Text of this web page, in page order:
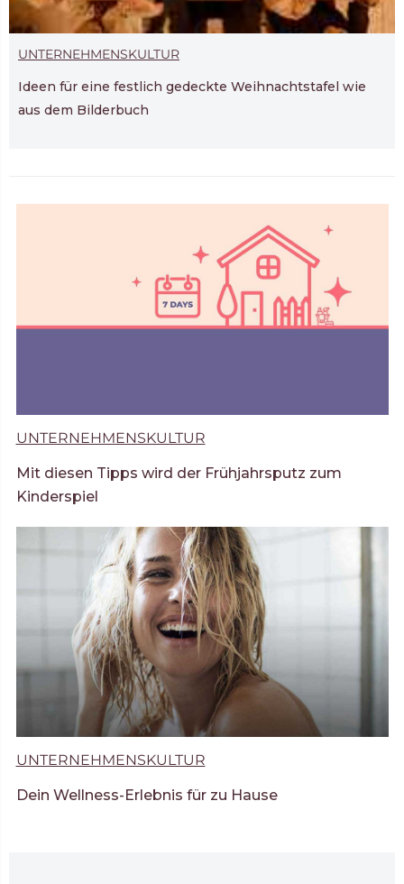
UNTERNEHMENSKULTUR
Ideen für eine festlich gedeckte Weihnachtstafel wie
aus dem Bilderbuch
UNTERNEHMENSKULTUR
Mit diesen Tipps wird der Frühjahrsputz zum
Kinderspiel
UNTERNEHMENSKULTUR
Dein Wellness-Erlebnis für zu Hause